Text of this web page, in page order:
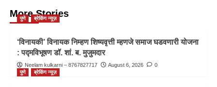
More Stories
पुणे ब्रेकिंग न्यूज़
‘विनायकी’ विनायक निम्हण शिष्यवृत्ती म्हणजे समाज घडवणारी योजना
: पद्मविभूषण डॉ. शां. ब. मुजुमदार
Neelam kulkarni – 8767827717 August 6, 2026
0
पुणे
ब्रेकिंग न्यूज़